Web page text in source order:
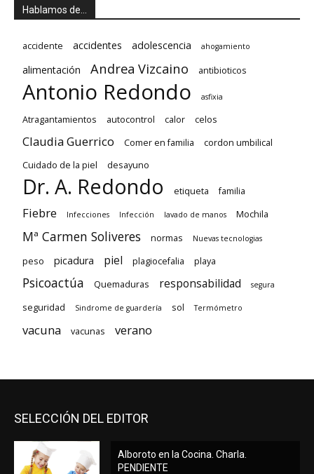
Hablamos de…
accidente accidentes adolescencia ahogamiento
alimentación Andrea Vizcaino antibioticos
Antonio Redondo asfixia
Atragantamientos autocontrol calor celos
Claudia Guerrico Comer en familia
cordon umbilical
Cuidado de la piel
desayuno
Dr. A. Redondo etiqueta familia
Fiebre Infecciones Infección lavado de manos Mochila
Mª Carmen Soliveres normas Nuevas tecnologias
peso picadura piel plagiocefalia playa
Psicoactúa Quemaduras responsabilidad segura
seguridad Sindrome de guardería sol Termómetro
vacuna vacunas verano
SELECCIÓN DEL EDITOR
Alboroto en la Cocina. Charla.
PENDIENTE